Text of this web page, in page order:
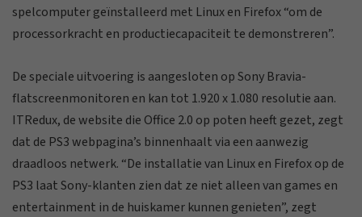
spelcomputer geïnstalleerd met Linux en Firefox “om de
processorkracht en productiecapaciteit te demonstreren”.
De speciale uitvoering is aangesloten op Sony Bravia-
flatscreenmonitoren en kan tot 1.920 x 1.080 resolutie aan.
ITRedux, de website die Office 2.0 op poten heeft gezet, zegt
dat de PS3 webpagina’s binnenhaalt via een aanwezig
draadloos netwerk. “De installatie van Linux en Firefox op de
PS3 laat Sony-klanten zien dat ze niet alleen van games en
entertainment in de huiskamer kunnen genieten”, zegt